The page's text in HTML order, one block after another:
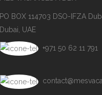
PO BOX 114703 DSO-IFZA
Dubai, UAE
+971 50 62 11 791